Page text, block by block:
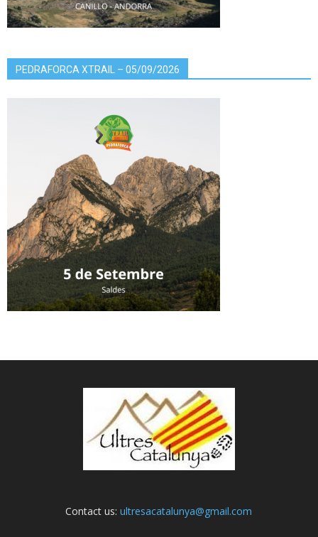
PEDRAFORCA XTRAIL – 05/09/2026
Contact us:ultresacatalunya@gmail.com